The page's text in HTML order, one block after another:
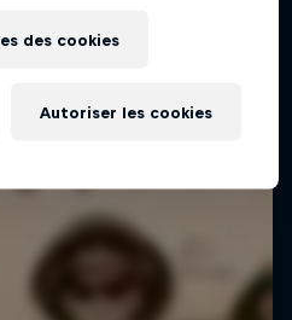
des cookies
Autoriser les cookies